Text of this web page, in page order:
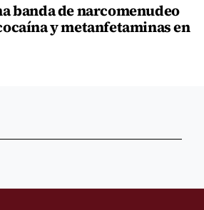
banda de narcomenudeo
y metanfetaminas en